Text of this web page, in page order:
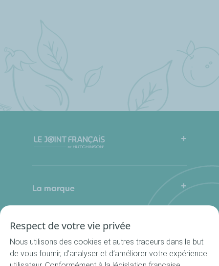
La marque
Qui sommes-nous
Où nous trouver ?
La Cuisine du Bocal
Nos rondelles
Respect de votre vie privée
Nous utilisons des cookies et autres traceurs dans le but
de vous fournir, d’analyser et d’améliorer votre expérience